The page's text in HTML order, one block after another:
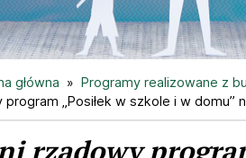
główna
Programy realizowane z
„Posiłek w szkole i w domu”
rządowy